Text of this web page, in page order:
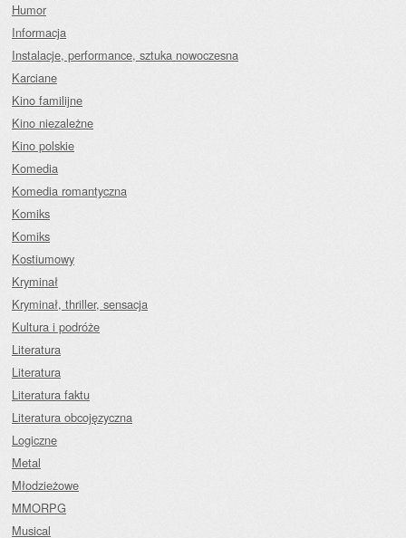
Humor
Informacja
Instalacje, performance, sztuka nowoczesna
Karciane
Kino familijne
Kino niezależne
Kino polskie
Komedia
Komedia romantyczna
Komiks
Komiks
Kostiumowy
Kryminał
Kryminał, thriller, sensacja
Kultura i podróże
Literatura
Literatura
Literatura faktu
Literatura obcojęzyczna
Logiczne
Metal
Młodzieżowe
MMORPG
Musical